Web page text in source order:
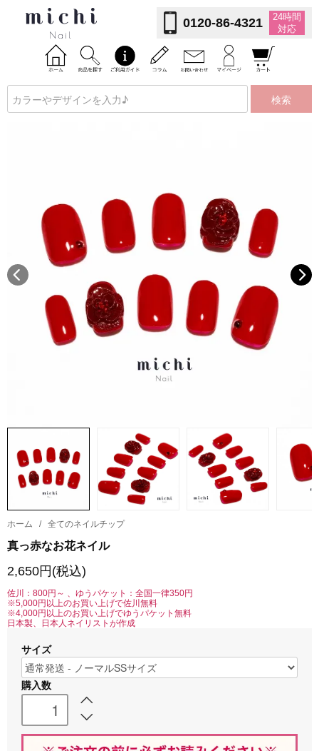
0120-86-4321
24時間
対応
検索
ホーム / 全てのネイルチップ
真っ赤なお花ネイル
2,650円(税込)
佐川：800円～ 、ゆうパケット：全国一律350円
※5,000円以上のお買い上げで佐川無料
※4,000円以上のお買い上げでゆうパケット無料
日本製、日本人ネイリストが作成
サイズ
購入数